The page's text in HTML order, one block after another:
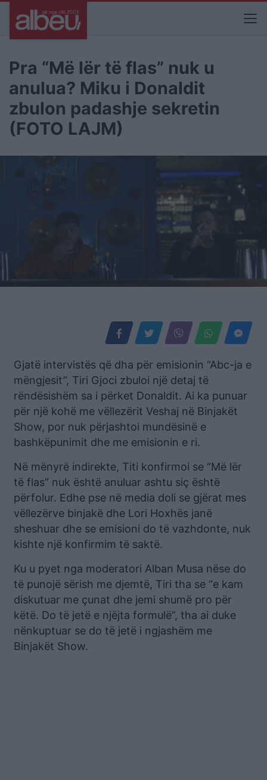
Pra “Më lër të flas” nuk u
anulua? Miku i Donaldit
zbulon padashje sekretin
(FOTO LAJM)
Gjatë intervistës që dha për emisionin “Abc-ja e
mëngjesit”, Tiri Gjoci zbuloi një detaj të
rëndësishëm sa i përket Donaldit. Ai ka punuar
për një kohë me vëllezërit Veshaj në Binjakët
Show, por nuk përjashtoi mundësinë e
bashkëpunimit dhe me emisionin e ri.
Në mënyrë indirekte, Titi konfirmoi se “Më lër
të flas” nuk është anuluar ashtu siç është
përfolur. Edhe pse në media doli se gjërat mes
vëllezërve binjakë dhe Lori Hoxhës janë
sheshuar dhe se emisioni do të vazhdonte, nuk
kishte një konfirmim të saktë.
Ku u pyet nga moderatori Alban Musa nëse do
të punojë sërish me djemtë, Tiri tha se “e kam
diskutuar me çunat dhe jemi shumë pro për
këtë. Do të jetë e njëjta formulë”, tha ai duke
nënkuptuar se do të jetë i ngjashëm me
Binjakët Show.